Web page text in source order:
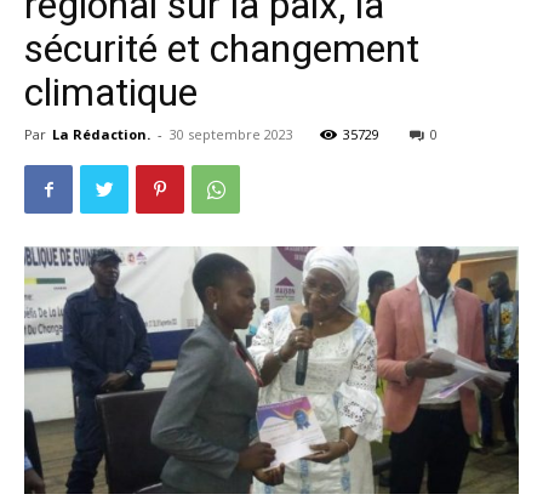
sécurité et changement
climatique
Par La Rédaction. - 30 septembre 2023 35729 0